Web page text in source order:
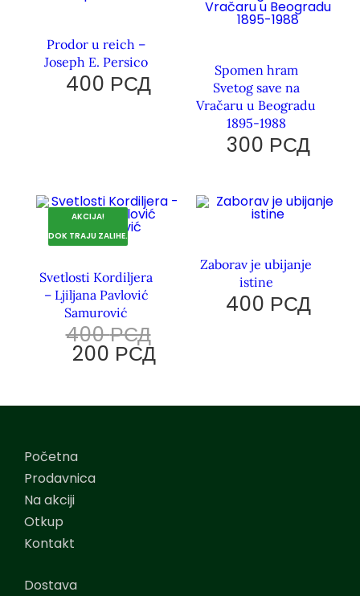
Prodor u reich –
Joseph E. Persico
400 РСД
Spomen hram
Svetog save na
Vračaru u Beogradu
1895-1988
300 РСД
AKCIJA!
DOK TRAJU ZALIHE.
Svetlosti Kordiljera
– Ljiljana Pavlović
Samurović
400РСД
200 РСД
Zaborav je ubijanje
istine
400 РСД
Početna
Prodavnica
Na akciji
Otkup
Kontakt
Dostava